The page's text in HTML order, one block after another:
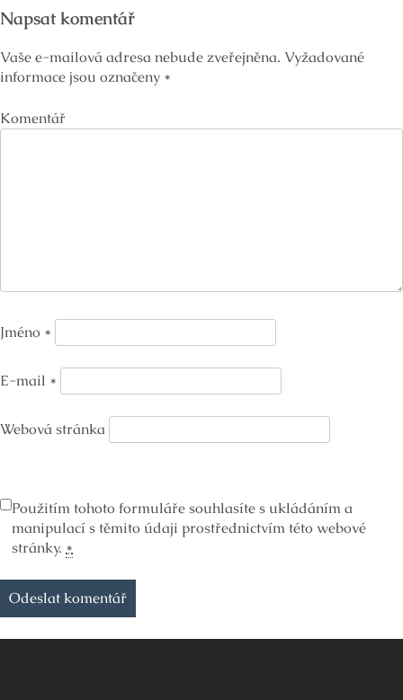
Napsat komentář
Vaše e-mailová adresa nebude zveřejněna. Vyžadované
informace jsou označeny *
Komentář
Jméno *
E-mail *
Webová stránka
Použitím tohoto formuláře souhlasíte s ukládáním a
manipulací s těmito údaji prostřednictvím této webové
stránky. *